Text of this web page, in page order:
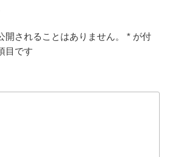
開されることはありません。 * が付
目です